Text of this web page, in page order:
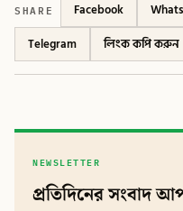
SHARE Facebook
Telegram
লিংক কপি করুন
NEWSLETTER
প্রতিদিনের সংবাদ